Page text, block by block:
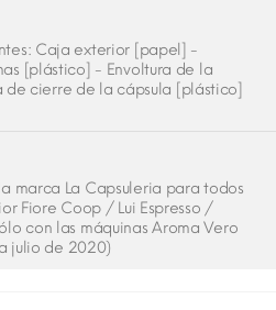
Caja exterior [papel] -
[plástico] - Envoltura de la
cierre de la cápsula [plástico]
marca La Capsuleria para todos
Fiore Coop / Lui Espresso /
con las máquinas Aroma Vero
julio de 2020)